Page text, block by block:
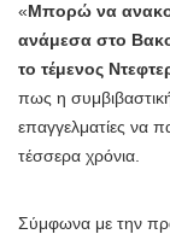
«Μπορώ να
ανάμεσα στο
το τέμενος
πως η
επαγγελματίες να
τέσσερα χρόνια.
Σύμφωνα με την